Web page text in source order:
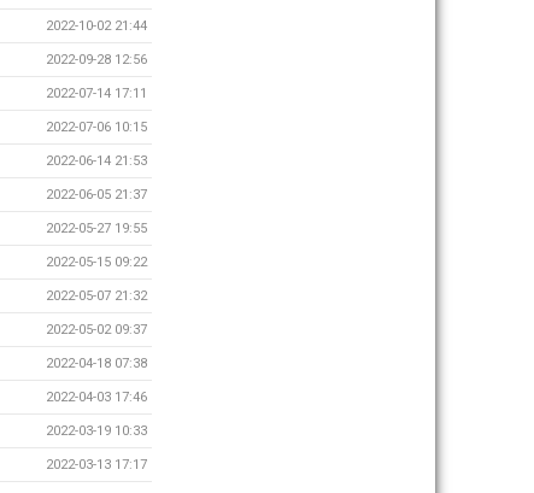
2022-10-02 21:44
2022-09-28 12:56
2022-07-14 17:11
2022-07-06 10:15
2022-06-14 21:53
2022-06-05 21:37
2022-05-27 19:55
2022-05-15 09:22
2022-05-07 21:32
2022-05-02 09:37
2022-04-18 07:38
2022-04-03 17:46
2022-03-19 10:33
2022-03-13 17:17